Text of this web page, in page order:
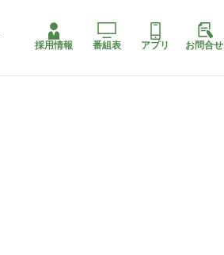
採用情報 番組表 アプリ お問合せ